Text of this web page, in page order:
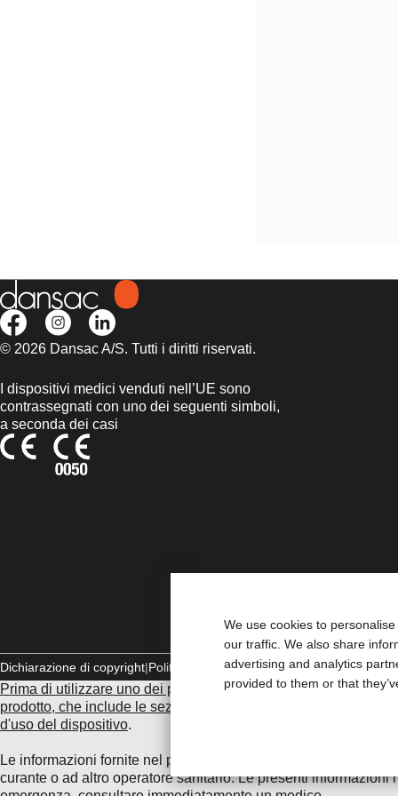
We use cookies to
our traffic. We also share
advertising and analytics
provided to them or that
© 2026 Dansac A/S. Tutti i diritti riservati.
I dispositivi medici venduti nell’UE sono
contrassegnati con uno dei seguenti simboli,
a seconda dei casi
Dichiarazione di copyright Politica sulla riservatezza Gestione dei
Prima di utilizzare uno dei prodotti indicati, leggi per intero le
prodotto, che include le sezioni Uso previsto, Descrizione,
d'uso del dispositivo.
Le informazioni fornite nel presente documento non
curante o ad altro operatore sanitario. Le presenti